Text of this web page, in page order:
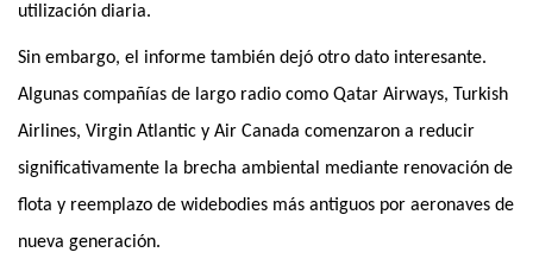
utilización diaria.
Sin embargo, el informe también dejó otro dato interesante.
Algunas compañías de largo radio como Qatar Airways, Turkish
Airlines, Virgin Atlantic y Air Canada comenzaron a reducir
significativamente la brecha ambiental mediante renovación de
flota y reemplazo de widebodies más antiguos por aeronaves de
nueva generación.